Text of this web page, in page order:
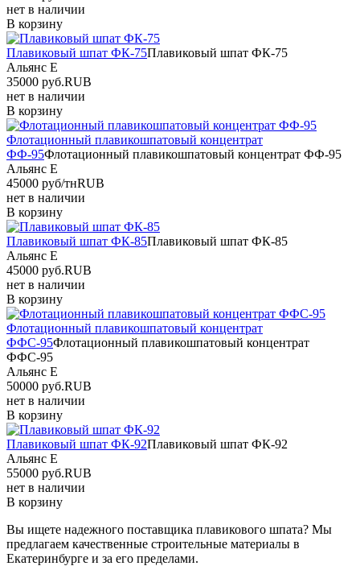
нет в наличии
В корзину
Плавиковый шпат ФК-75Плавиковый шпат ФК-75
Альянс Е
35000 руб.RUB
нет в наличии
В корзину
Флотационный плавикошпатовый концентрат
ФФ-95Флотационный плавикошпатовый концентрат ФФ-95
Альянс Е
45000 руб/тнRUB
нет в наличии
В корзину
Плавиковый шпат ФК-85Плавиковый шпат ФК-85
Альянс Е
45000 руб.RUB
нет в наличии
В корзину
Флотационный плавикошпатовый концентрат
ФФС-95Флотационный плавикошпатовый концентрат
ФФС-95
Альянс Е
50000 руб.RUB
нет в наличии
В корзину
Плавиковый шпат ФК-92Плавиковый шпат ФК-92
Альянс Е
55000 руб.RUB
нет в наличии
В корзину
Вы ищете надежного поставщика плавикового шпата? Мы
предлагаем качественные строительные материалы в
Екатеринбурге и за его пределами.